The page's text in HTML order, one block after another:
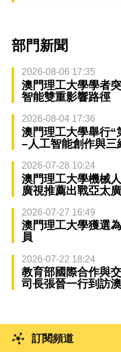
部門新聞
2026-08-06 17:35
澳門理工大學學者
智能雙重影響路徑
2026-08-04 17:36
澳門理工大學舉行“
–人工智能創作與三
2026-07-28 10:24
澳門理工大學機械
廣視推薦出戰亞太
2026-07-27 16:49
澳門理工大學獲選
員
2026-07-22 18:24
教育部國際合作與
司長張晉一行到訪
訂閱頻道